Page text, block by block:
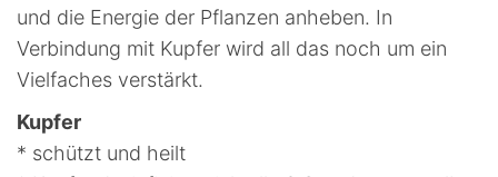
und die Energie der Pflanzen anheben. In
Verbindung mit Kupfer wird all das noch um ein
Vielfaches verstärkt.
Kupfer
* schützt und heilt